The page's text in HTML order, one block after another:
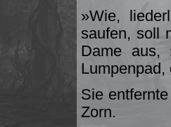
»Wie,
saufen, soll
Dame aus,
Sie
Zorn.